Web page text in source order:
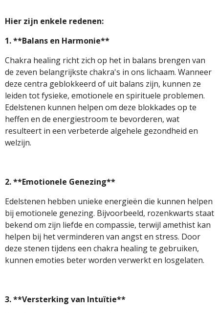
Hier zijn enkele redenen:
1. **Balans en Harmonie**
Chakra healing richt zich op het in balans brengen van
de zeven belangrijkste chakra's in ons lichaam. Wanneer
deze centra geblokkeerd of uit balans zijn, kunnen ze
leiden tot fysieke, emotionele en spirituele problemen.
Edelstenen kunnen helpen om deze blokkades op te
heffen en de energiestroom te bevorderen, wat
resulteert in een verbeterde algehele gezondheid en
welzijn.
2. **Emotionele Genezing**
Edelstenen hebben unieke energieën die kunnen helpen
bij emotionele genezing. Bijvoorbeeld, rozenkwarts staat
bekend om zijn liefde en compassie, terwijl amethist kan
helpen bij het verminderen van angst en stress. Door
deze stenen tijdens een chakra healing te gebruiken,
kunnen emoties beter worden verwerkt en losgelaten.
3. **Versterking van Intuïtie**